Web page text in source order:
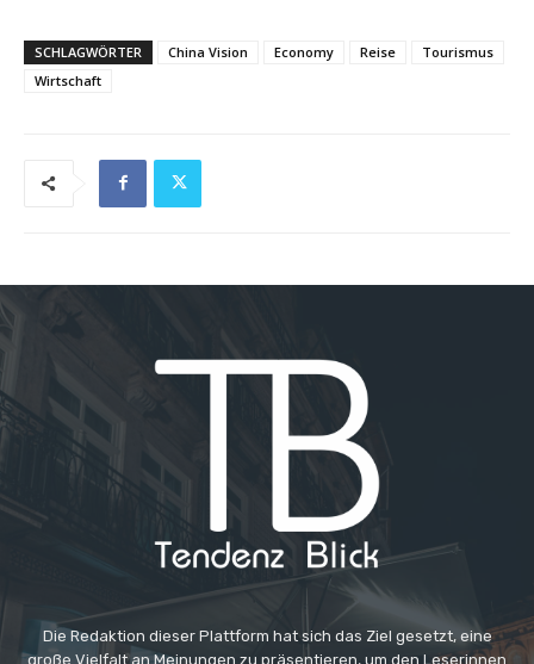
SCHLAGWÖRTER China Vision Economy Reise
Tourismus
Wirtschaft
Die Redaktion dieser Plattform hat sich das Ziel gesetzt, eine
große Vielfalt an Meinungen zu präsentieren, um den Leserinnen